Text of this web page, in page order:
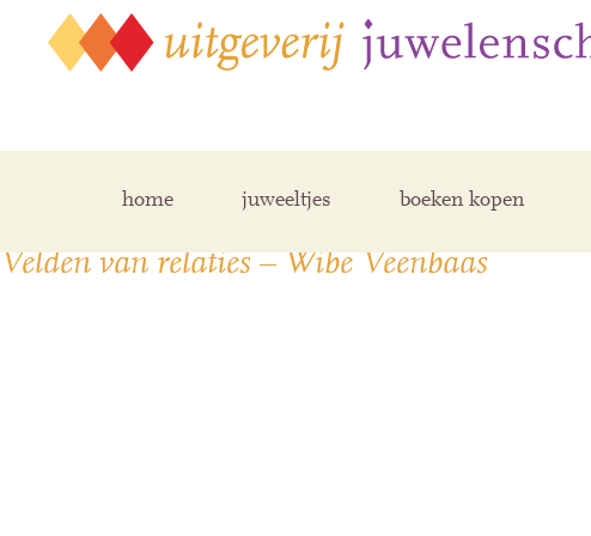
home juweeltjes boeken kopen
Archive for februari, 2024
Velden van relaties – Wibe Veenbaas